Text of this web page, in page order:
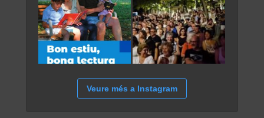
Veure més a Instagram